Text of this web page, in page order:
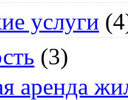
услуги
(3)
аренда